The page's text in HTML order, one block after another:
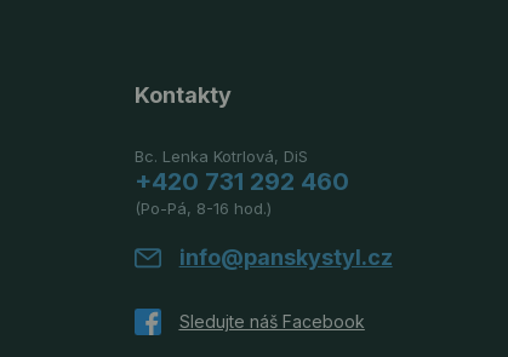
Kontakty
Bc. Lenka Kotrlová, DiS
+420 731 292 460
(Po-Pá, 8-16 hod.)
info@panskystyl.cz